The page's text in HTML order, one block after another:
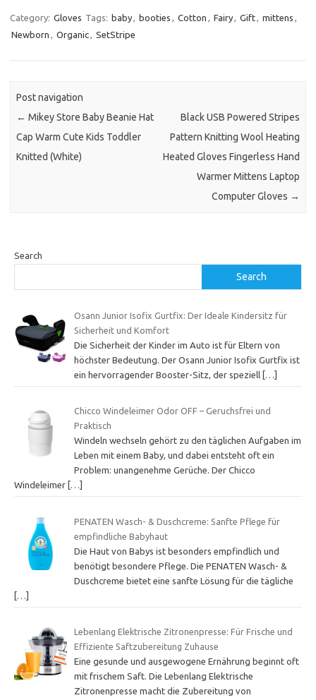
Category: Gloves Tags: baby, booties , Cotton , Fairy, Gift, mittens ,
Newborn , Organic, SetStripe
Post navigation
← Mikey Store Baby Beanie Hat
Cap Warm Cute Kids Toddler
Knitted (White)
Black USB Powered Stripes
Pattern Knitting Wool Heating
Heated Gloves Fingerless Hand
Warmer Mittens Laptop
Computer Gloves →
Search
Search
Osann Junior Isofix Gurtfix: Der Ideale Kindersitz für
Sicherheit und Komfort
Die Sicherheit der Kinder im Auto ist für Eltern von
höchster Bedeutung. Der Osann Junior Isofix Gurtfix ist
ein hervorragender Booster-Sitz, der speziell […]
Chicco Windeleimer Odor OFF – Geruchsfrei und
Praktisch
Windeln wechseln gehört zu den täglichen Aufgaben im
Leben mit einem Baby, und dabei entsteht oft ein
Problem: unangenehme Gerüche. Der Chicco
Windeleimer […]
PENATEN Wasch- & Duschcreme: Sanfte Pflege für
empfindliche Babyhaut
Die Haut von Babys ist besonders empfindlich und
benötigt besondere Pflege. Die PENATEN Wasch- &
Duschcreme bietet eine sanfte Lösung für die tägliche
[…]
Lebenlang Elektrische Zitronenpresse: Für Frische und
Effiziente Saftzubereitung Zuhause
Eine gesunde und ausgewogene Ernährung beginnt oft
mit frischem Saft. Die Lebenlang Elektrische
Zitronenpresse macht die Zubereitung von